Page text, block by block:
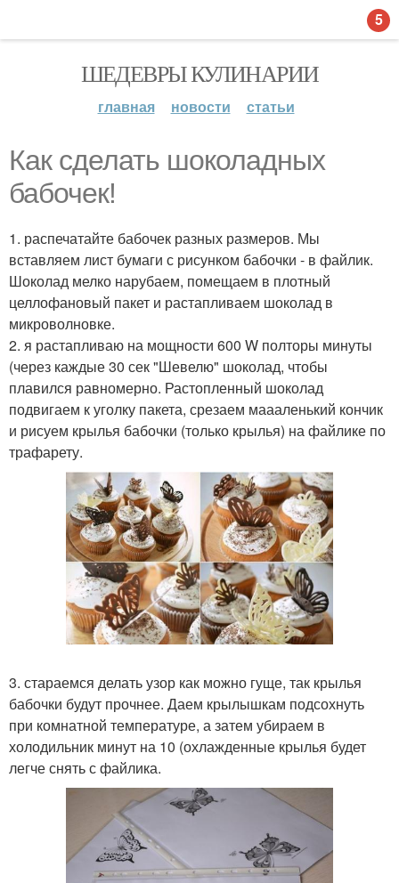
ШЕДЕВРЫ КУЛИНАРИИ
главная новости статьи
Как сделать шоколадных
бабочек!
1. распечатайте бабочек разных размеров. Мы
вставляем лист бумаги с рисунком бабочки - в файлик.
Шоколад мелко нарубаем, помещаем в плотный
целлофановый пакет и растапливаем шоколад в
микроволновке.
2. я растапливаю на мощности 600 W полторы минуты
(через каждые 30 сек "Шевелю" шоколад, чтобы
плавился равномерно. Растопленный шоколад
подвигаем к уголку пакета, срезаем маааленький кончик
и рисуем крылья бабочки (только крылья) на файлике по
трафарету.
3. стараемся делать узор как можно гуще, так крылья
бабочки будут прочнее. Даем крылышкам подсохнуть
при комнатной температуре, а затем убираем в
холодильник минут на 10 (охлажденные крылья будет
легче снять с файлика.
5